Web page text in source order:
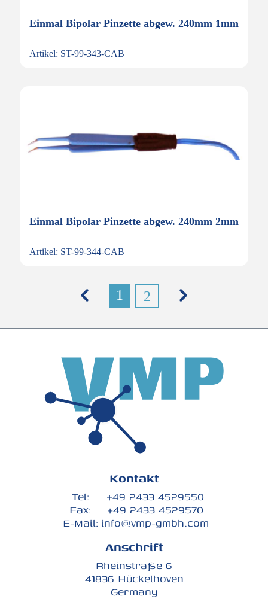
Einmal Bipolar Pinzette abgew. 240mm 1mm
Artikel: ST-99-343-CAB
Einmal Bipolar Pinzette abgew. 240mm 2mm
Artikel: ST-99-344-CAB
1 2
Kontakt
Tel:
+49 2433 4529550
Fax:
+49 2433 4529570
E-Mail: info@vmp-gmbh.com
Anschrift
Rheinstraße 6
41836 Hückelhoven
Germany